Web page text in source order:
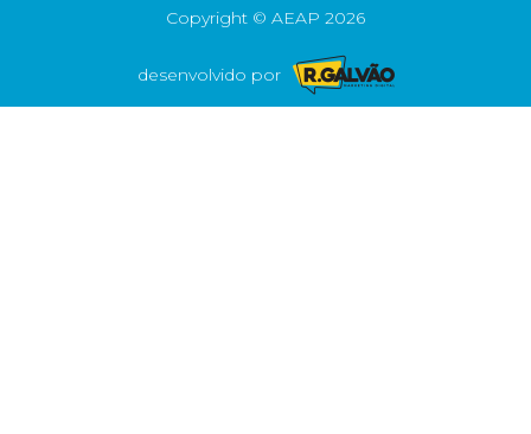
Copyright © AEAP 2026
desenvolvido por